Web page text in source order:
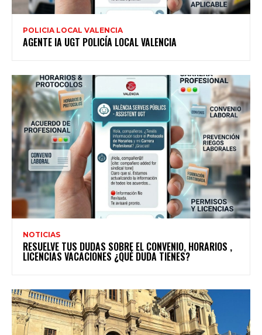
POLICIA LOCAL VALENCIA
AGENTE IA UGT POLICÍA LOCAL VALENCIA
NOTICIAS
RESUELVE TUS DUDAS SOBRE EL CONVENIO, HORARIOS ,
LICENCIAS VACACIONES ¿QUÉ DUDA TIENES?